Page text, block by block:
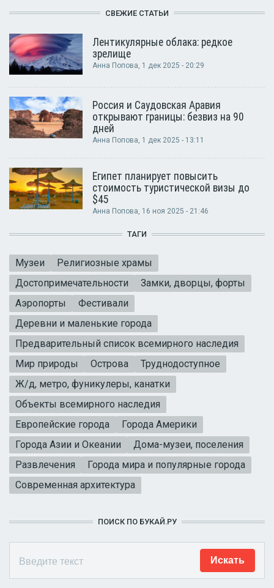
СВЕЖИЕ СТАТЬИ
Лентикулярные облака: редкое
зрелище
Анна Попова , 1 дек 2025 - 20:29
Россия и Саудовская Аравия
открывают границы: безвиз на 90
дней
Анна Попова, 1 дек 2025 - 13:11
Египет планирует повысить
стоимость туристической визы до
$45
Анна Попова, 16 ноя 2025 - 21:46
ТАГИ
Музеи
Религиозные храмы
Достопримечательности
Замки, дворцы, форты
Аэропорты
Фестивали
Деревни и маленькие города
Предварительный список всемирного наследия
Мир природы
Острова
Труднодоступное
Ж/д, метро, фуникулеры, канатки
Объекты всемирного наследия
Европейские города
Города Америки
Города Азии и Океании
Дома-музеи, поселения
Развлечения
Города мира и популярные города
Современная архитектура
ПОИСК ПО БУКАЙ.РУ